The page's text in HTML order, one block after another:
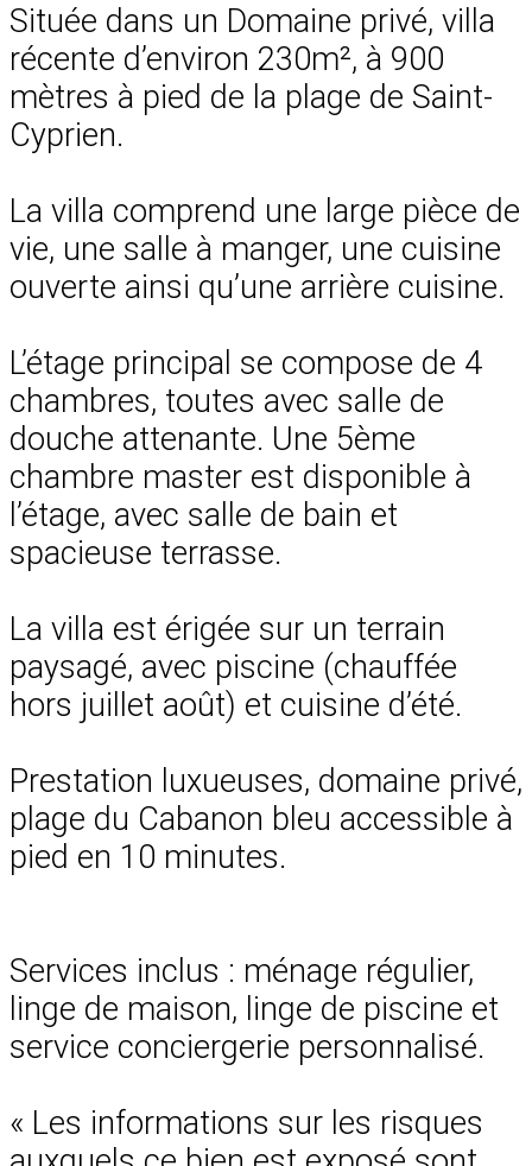
Située dans un Domaine privé, villa
récente d’environ 230m², à 900
mètres à pied de la plage de Saint-
Cyprien.
La villa comprend une large pièce de
vie, une salle à manger, une cuisine
ouverte ainsi qu’une arrière cuisine.
L’étage principal se compose de 4
chambres, toutes avec salle de
douche attenante. Une 5ème
chambre master est disponible à
l’étage, avec salle de bain et
spacieuse terrasse.
La villa est érigée sur un terrain
paysagé, avec piscine (chauffée
hors juillet août) et cuisine d’été.
Prestation luxueuses, domaine privé,
plage du Cabanon bleu accessible à
pied en 10 minutes.
Services inclus : ménage régulier,
linge de maison, linge de piscine et
service conciergerie personnalisé.
« Les informations sur les risques